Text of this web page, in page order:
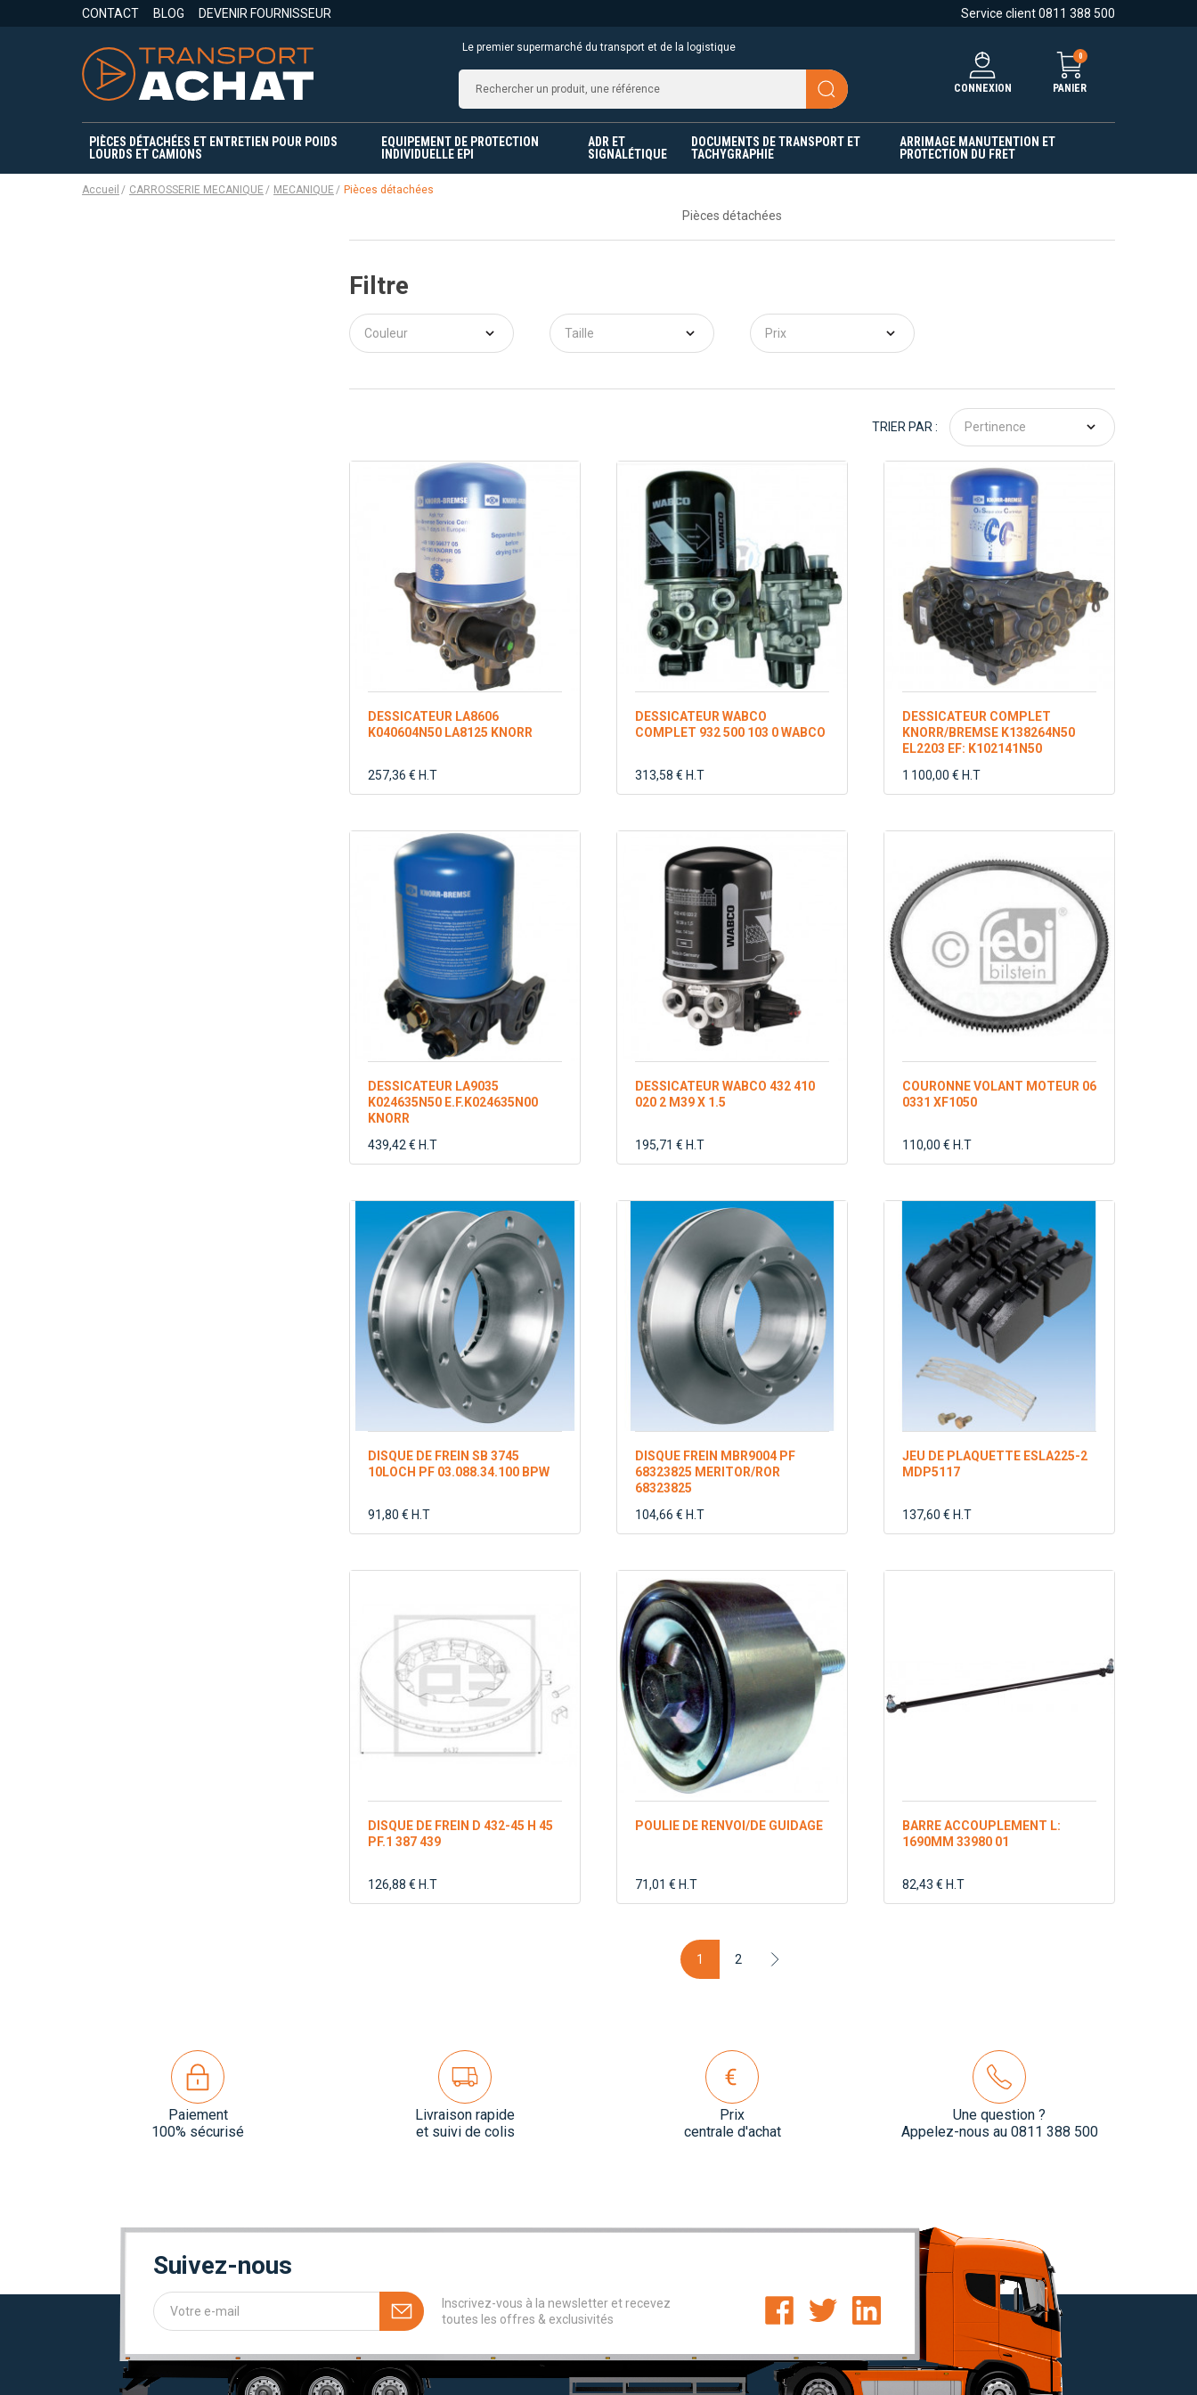
CONTACT BLOG DEVENIR FOURNISSEUR Service client 0811 388 500
Le premier supermarché du transport et de la logistique
CONNEXION PANIER
0
PIÈCES DÉTACHÉES ET ENTRETIEN POUR POIDS
LOURDS ET CAMIONS
EQUIPEMENT DE PROTECTION
INDIVIDUELLE EPI
ADR ET
SIGNALÉTIQUE
DOCUMENTS DE TRANSPORT ET
TACHYGRAPHIE
ARRIMAGE MANUTENTION ET
PROTECTION DU FRET
Accueil CARROSSERIE MECANIQUE MECANIQUE Pièces détachées
Pièces détachées
Filtre
Couleur Taille Prix
TRIER PAR : Pertinence
DESSICATEUR LA8606
K040604N50 LA8125 KNORR
257,36 € H.T
DESSICATEUR WABCO
COMPLET 932 500 103 0 WABCO
313,58 € H.T
DESSICATEUR COMPLET
KNORR/BREMSE K138264N50
EL2203 EF: K102141N50
1 100,00 € H.T
DESSICATEUR LA9035
K024635N50 E.F.K024635N00
KNORR
439,42 € H.T
DESSICATEUR WABCO 432 410
020 2 M39 X 1.5
195,71 € H.T
COURONNE VOLANT MOTEUR 06
0331 XF1050
110,00 € H.T
DISQUE DE FREIN SB 3745
10LOCH PF 03.088.34.100 BPW
91,80 € H.T
DISQUE FREIN MBR9004 PF
68323825 MERITOR/ROR
68323825
104,66 € H.T
JEU DE PLAQUETTE ESLA225-2
MDP5117
137,60 € H.T
DISQUE DE FREIN D 432-45 H 45
PF.1 387 439
126,88 € H.T
POULIE DE RENVOI/DE GUIDAGE
71,01 € H.T
BARRE ACCOUPLEMENT L:
1690MM 33980 01
82,43 € H.T
1 2
Paiement
100% sécurisé
Livraison rapide
et suivi de colis
Prix
centrale d'achat
Une question ?
Appelez-nous au 0811 388 500
Suivez-nous
Inscrivez-vous à la newsletter et recevez
toutes les offres & exclusivités